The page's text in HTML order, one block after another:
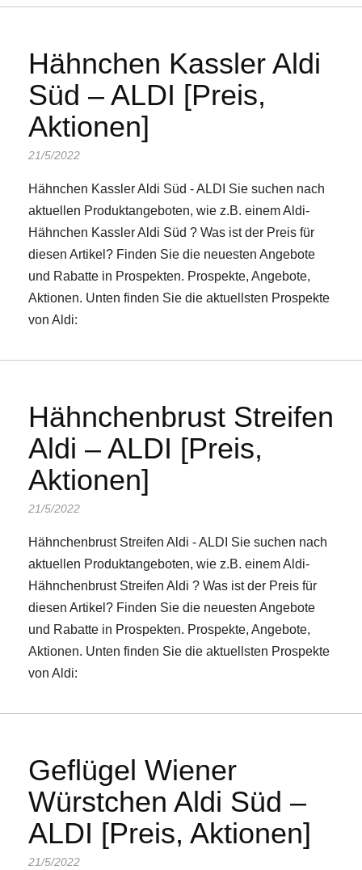
Hähnchen Kassler Aldi
Süd – ALDI [Preis,
Aktionen]
21/5/2022
Hähnchen Kassler Aldi Süd - ALDI Sie suchen nach
aktuellen Produktangeboten, wie z.B. einem Aldi-
Hähnchen Kassler Aldi Süd ? Was ist der Preis für
diesen Artikel? Finden Sie die neuesten Angebote
und Rabatte in Prospekten. Prospekte, Angebote,
Aktionen. Unten finden Sie die aktuellsten Prospekte
von Aldi:
Hähnchenbrust Streifen
Aldi – ALDI [Preis,
Aktionen]
21/5/2022
Hähnchenbrust Streifen Aldi - ALDI Sie suchen nach
aktuellen Produktangeboten, wie z.B. einem Aldi-
Hähnchenbrust Streifen Aldi ? Was ist der Preis für
diesen Artikel? Finden Sie die neuesten Angebote
und Rabatte in Prospekten. Prospekte, Angebote,
Aktionen. Unten finden Sie die aktuellsten Prospekte
von Aldi:
Geflügel Wiener
Würstchen Aldi Süd –
ALDI [Preis, Aktionen]
21/5/2022